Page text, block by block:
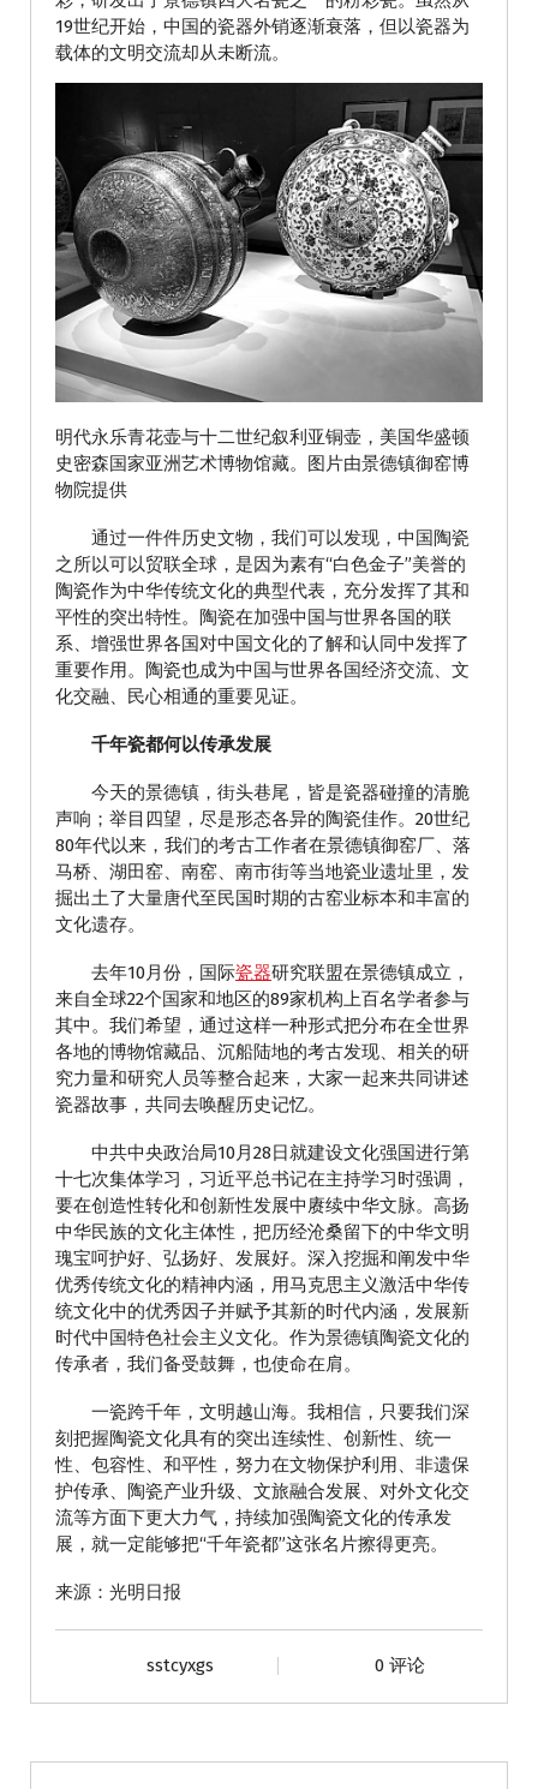
19世纪开始，中国的瓷器外销逐渐衰落，但以瓷器为
载体的文明交流却从未断流。
明代永乐青花壶与十二世纪叙利亚铜壶，美国华盛顿
史密森国家亚洲艺术博物馆藏。图片由景德镇御窑博
物院提供
通过一件件历史文物，我们可以发现，中国陶瓷
之所以可以贸联全球，是因为素有“白色金子”美誉的
陶瓷作为中华传统文化的典型代表，充分发挥了其和
平性的突出特性。陶瓷在加强中国与世界各国的联
系、增强世界各国对中国文化的了解和认同中发挥了
重要作用。陶瓷也成为中国与世界各国经济交流、文
化交融、民心相通的重要见证。
千年瓷都何以传承发展
今天的景德镇，街头巷尾，皆是瓷器碰撞的清脆
声响；举目四望，尽是形态各异的陶瓷佳作。20世纪
80年代以来，我们的考古工作者在景德镇御窑厂、落
马桥、湖田窑、南窑、南市街等当地瓷业遗址里，发
掘出土了大量唐代至民国时期的古窑业标本和丰富的
文化遗存。
去年10月份，国际瓷器研究联盟在景德镇成立，
来自全球22个国家和地区的89家机构上百名学者参与
其中。我们希望，通过这样一种形式把分布在全世界
各地的博物馆藏品、沉船陆地的考古发现、相关的研
究力量和研究人员等整合起来，大家一起来共同讲述
瓷器故事，共同去唤醒历史记忆。
中共中央政治局10月28日就建设文化强国进行第
十七次集体学习，习近平总书记在主持学习时强调，
要在创造性转化和创新性发展中赓续中华文脉。高扬
中华民族的文化主体性，把历经沧桑留下的中华文明
瑰宝呵护好、弘扬好、发展好。深入挖掘和阐发中华
优秀传统文化的精神内涵，用马克思主义激活中华传
统文化中的优秀因子并赋予其新的时代内涵，发展新
时代中国特色社会主义文化。作为景德镇陶瓷文化的
传承者，我们备受鼓舞，也使命在肩。
一瓷跨千年，文明越山海。我相信，只要我们深
刻把握陶瓷文化具有的突出连续性、创新性、统一
性、包容性、和平性，努力在文物保护利用、非遗保
护传承、陶瓷产业升级、文旅融合发展、对外文化交
流等方面下更大力气，持续加强陶瓷文化的传承发
展，就一定能够把“千年瓷都”这张名片擦得更亮。
来源：光明日报
sstcyxgs 0 评论